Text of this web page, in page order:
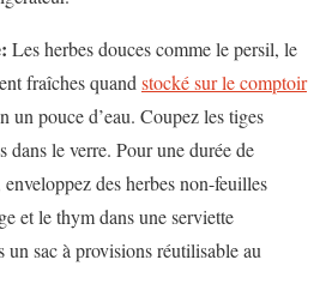
Les herbes douces comme le persil, le
fraîches quand stocké sur le comptoir
un pouce d’eau. Coupez les tiges
dans le verre. Pour une durée de
des herbes non-feuilles
et le thym dans une serviette
sac à provisions réutilisable au